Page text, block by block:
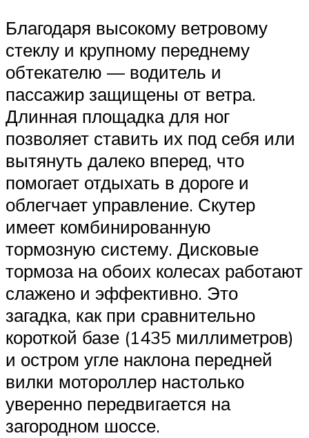
Благодаря высокому ветровому
стеклу и крупному переднему
обтекателю — водитель и
пассажир защищены от ветра.
Длинная площадка для ног
позволяет ставить их под себя или
вытянуть далеко вперед, что
помогает отдыхать в дороге и
облегчает управление. Скутер
имеет комбинированную
тормозную систему. Дисковые
тормоза на обоих колесах работают
слажено и эффективно. Это
загадка, как при сравнительно
короткой базе (1435 миллиметров)
и остром угле наклона передней
вилки мотороллер настолько
уверенно передвигается на
загородном шоссе.